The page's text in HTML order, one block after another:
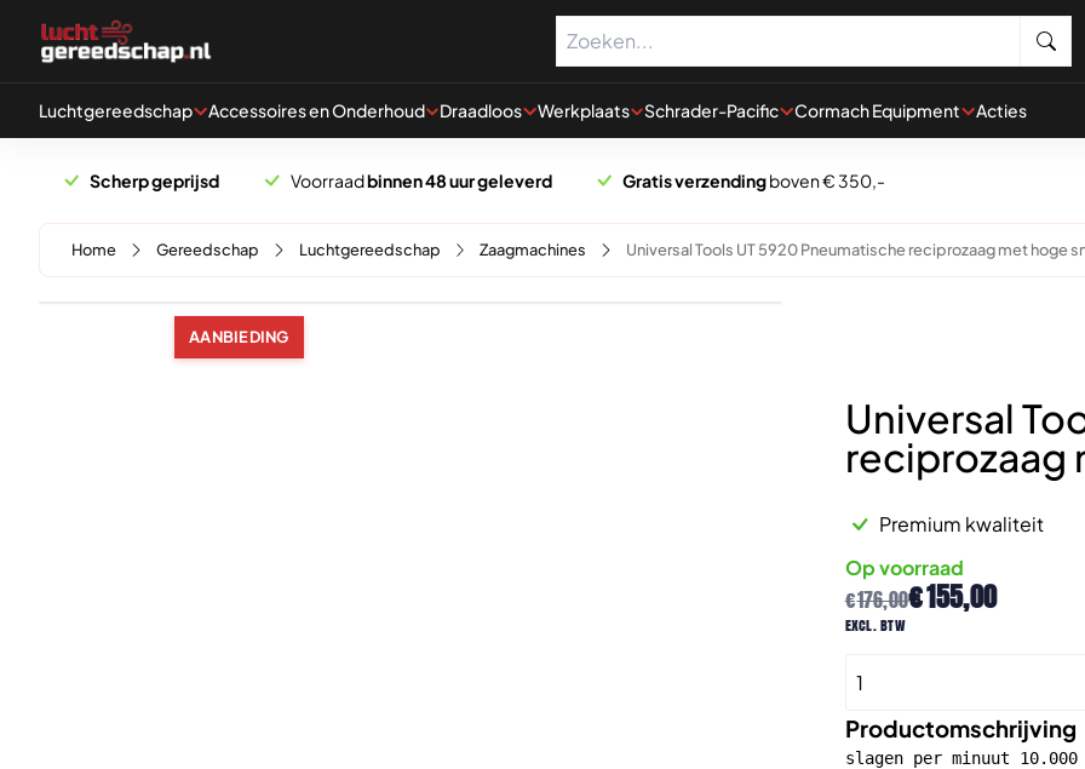
Luchtgereedschap Accessoires en Onderhoud Draadloos Werkplaats Schrader-Pacific Cormach Equipment Acties
Scherp geprijsd Voorraadbinnen 48 uur geleverd Gratis verzendingboven € 350,-
Home Gereedschap Luchtgereedschap Zaagmachines Universal Tools UT 5920 Pneumatische reciprozaag met hoge
AANBIEDING
Universal
reciprozaag
€176,00
Oorspronkelijke
prijs
€176,00.
€155,00
Huidige
prijs
€155,00.
excl. btw
Premium kwaliteit
Op voorraad
Productomschrijving
slagen per minuut 10.000
Tools
UT
5920